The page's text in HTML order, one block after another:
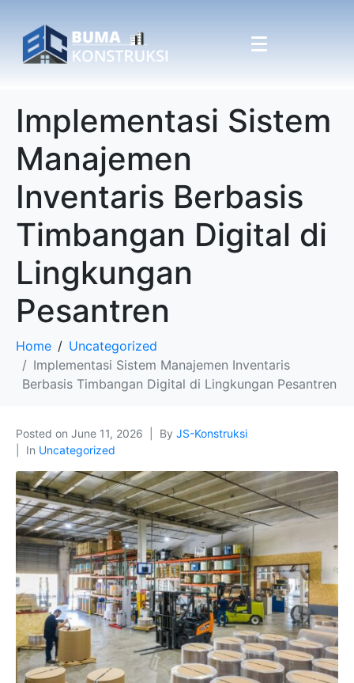
Implementasi Sistem
Manajemen
Inventaris Berbasis
Timbangan Digital di
Lingkungan
Pesantren
Home
Uncategorized
Implementasi Sistem Manajemen Inventaris
Berbasis Timbangan Digital di Lingkungan Pesantren
Posted on June 11, 2026 By JS-Konstruksi
In Uncategorized